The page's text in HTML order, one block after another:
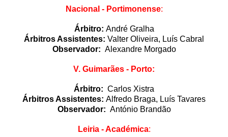
Nacional - Portimonense:
Árbitro: André Gralha
Árbitros Assistentes: Valter Oliveira, Luís Cabral
Observador: Alexandre Morgado
V. Guimarães - Porto:
Árbitro: Carlos Xistra
Árbitros Assistentes: Alfredo Braga, Luís Tavares
Observador: António Brandão
Leiria - Académica: